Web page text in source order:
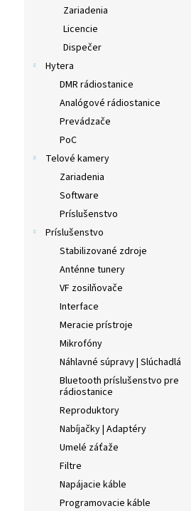
Zariadenia
Licencie
Dispečer
Hytera
DMR rádiostanice
Analógové rádiostanice
Prevádzače
PoC
Telové kamery
Zariadenia
Software
Príslušenstvo
Príslušenstvo
Stabilizované zdroje
Anténne tunery
VF zosilňovače
Interface
Meracie prístroje
Mikrofóny
Náhlavné súpravy | Slúchadlá
Bluetooth príslušenstvo pre
rádiostanice
Reproduktory
Nabíjačky | Adaptéry
Umelé záťaže
Filtre
Napájacie káble
Programovacie káble